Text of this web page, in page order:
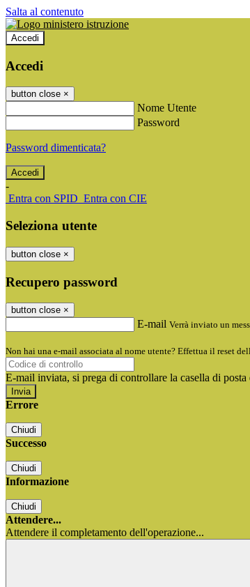
Salta al contenuto
Accedi
Accedi
button close ×
Nome Utente
Password
Password dimenticata?
-
Entra con SPID Entra con CIE
Seleziona utente
button close ×
Recupero password
button close ×
E-mail Verrà inviato un
Non hai una e-mail associata al nome utente? Effettua il reset
E-mail inviata, si prega di controllare la casella di posta
Errore
Chiudi
Successo
Chiudi
Informazione
Chiudi
Attendere...
Attendere il completamento dell'operazione...